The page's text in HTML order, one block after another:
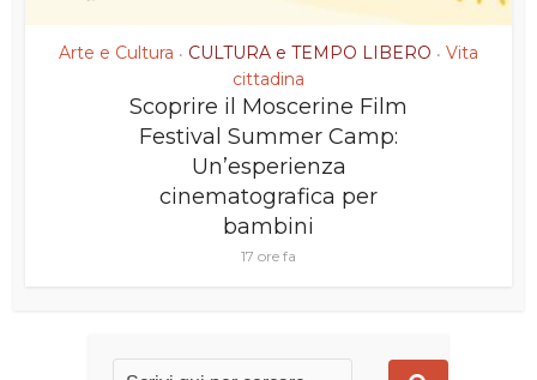
Arte e Cultura • CULTURA e TEMPO LIBERO • Vita
cittadina
Scoprire il Moscerine Film
Festival Summer Camp:
Un’esperienza
cinematografica per
bambini
17 ore fa